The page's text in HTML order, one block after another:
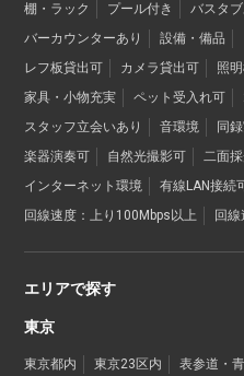
棚・ラック
プール付き バスタブ
バーカウンターあり
設備・備品
レフ板貸出可
カメラ貸出可 照
家具・小物充実
ペット受入れ可
スタッフ立会いあり
音環境 同
楽器演奏可
自然光撮影可 二面
インターネット環境
有線LAN接続
回線速度：上り100Mbps以上
回
エリアで探す
東京
東京都内 東京23区内 表参道・